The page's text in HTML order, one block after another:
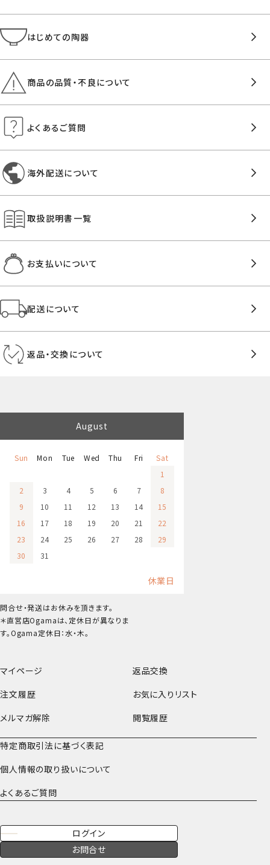
はじめての陶器
商品の品質・不良について
よくあるご質問
海外配送について
取扱説明書一覧
お支払いについて
配送について
返品・交換について
マイページ
返品交換
注文履歴
お気に入りリスト
メルマガ解除
閲覧履歴
特定商取引法に基づく表記
個人情報の取り扱いについて
よくあるご質問
ログイン
お問合せ
August
Sun Mon Tue Wed Thu Fri
Sat
1
2
3 4 5 6 7
8
9
10 11 12 13 14
15
16
17 18 19 20 21
22
23
24 25 26 27 28
29
30
31
休業日
問合せ・発送はお休みを頂きます。
＊直営店Ogamaは、定休日が異なりま
す。Ogama定休日：水・木。